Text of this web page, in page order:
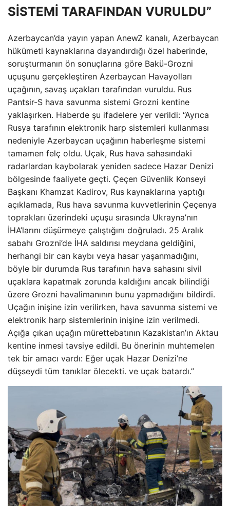
SİSTEMİ TARAFINDAN VURULDU”
Azerbaycan’da yayın yapan AnewZ kanalı, Azerbaycan
hükümeti kaynaklarına dayandırdığı özel haberinde,
soruşturmanın ön sonuçlarına göre Bakü-Grozni
uçuşunu gerçekleştiren Azerbaycan Havayolları
uçağının, savaş uçakları tarafından vuruldu. Rus
Pantsir-S hava savunma sistemi Grozni kentine
yaklaşırken. Haberde şu ifadelere yer verildi: “Ayrıca
Rusya tarafının elektronik harp sistemleri kullanması
nedeniyle Azerbaycan uçağının haberleşme sistemi
tamamen felç oldu. Uçak, Rus hava sahasındaki
radarlardan kaybolarak yeniden sadece Hazar Denizi
bölgesinde faaliyete geçti. Çeçen Güvenlik Konseyi
Başkanı Khamzat Kadirov, Rus kaynaklarına yaptığı
açıklamada, Rus hava savunma kuvvetlerinin Çeçenya
toprakları üzerindeki uçuşu sırasında Ukrayna’nın
İHA’larını düşürmeye çalıştığını doğruladı. 25 Aralık
sabahı Grozni’de İHA saldırısı meydana geldiğini,
herhangi bir can kaybı veya hasar yaşanmadığını,
böyle bir durumda Rus tarafının hava sahasını sivil
uçaklara kapatmak zorunda kaldığını ancak bilindiği
üzere Grozni havalimanının bunu yapmadığını bildirdi.
Uçağın inişine izin verilirken, hava savunma sistemi ve
elektronik harp sistemlerinin inişine izin verilmedi.
Açığa çıkan uçağın mürettebatının Kazakistan’ın Aktau
kentine inmesi tavsiye edildi. Bu önerinin muhtemelen
tek bir amacı vardı: Eğer uçak Hazar Denizi’ne
düşseydi tüm tanıklar ölecekti. ve uçak batardı.”